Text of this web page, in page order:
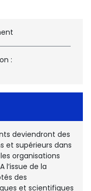
:
deviendront des
et supérieurs dans
organisations
l’issue de la
des
et scientifiques